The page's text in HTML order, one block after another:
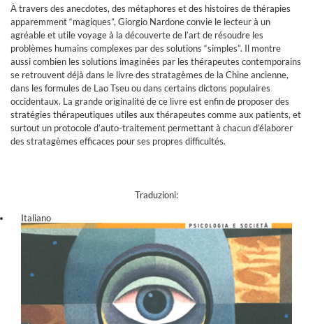
À travers des anecdotes, des métaphores et des histoires de thérapies
apparemment “magiques”, Giorgio Nardone convie le lecteur à un
agréable et utile voyage à la découverte de l’art de résoudre les
problèmes humains complexes par des solutions “simples”. Il montre
aussi combien les solutions imaginées par les thérapeutes contemporains
se retrouvent déjà dans le livre des stratagèmes de la Chine ancienne,
dans les formules de Lao Tseu ou dans certains dictons populaires
occidentaux. La grande originalité de ce livre est enfin de proposer des
stratégies thérapeutiques utiles aux thérapeutes comme aux patients, et
surtout un protocole d’auto-traitement permettant à chacun d’élaborer
des stratagèmes efficaces pour ses propres difficultés.
Traduzioni:
Italiano